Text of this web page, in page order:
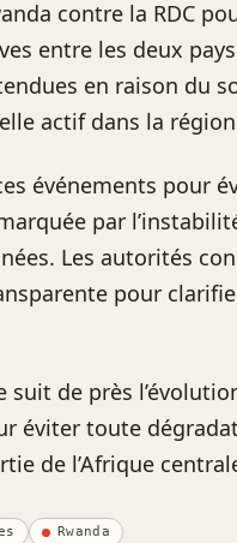
contre la RDC
entre les deux
en raison du
actif dans la
événements pour
par
Les autorités
pour
de près
éviter toute
de l’Afrique
Rwanda